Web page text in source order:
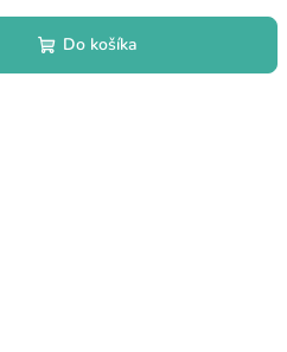
Do košíka